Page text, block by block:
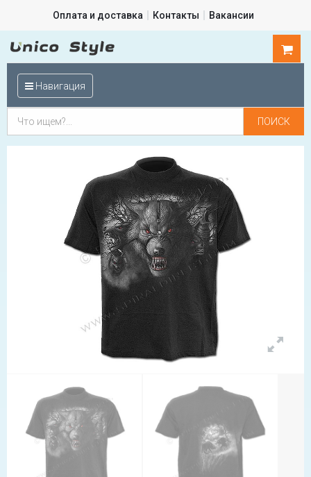
Оплата и доставка Контакты Вакансии
Навигация